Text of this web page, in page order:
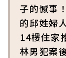
子的憾事
的邱姓婦
14樓住家
林男犯案